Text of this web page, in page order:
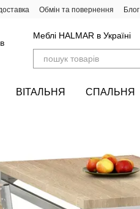
Обмін та повернення Блог
Меблі HALMAR в Україні
ВІТАЛЬНЯ СПАЛЬНЯ